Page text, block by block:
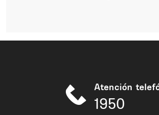
Atención
1950